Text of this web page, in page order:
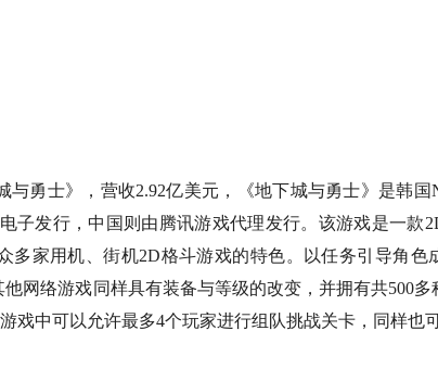
勇士》，营收2.92亿美元，《地下城与勇士》是韩国
子发行，中国则由腾讯游戏代理发行。该游戏是一款
多家用机、街机2D格斗游戏的特色。以任务引导角色
网络游戏同样具有装备与等级的改变，并拥有共500多
戏中可以允许最多4个玩家进行组队挑战关卡，同样也